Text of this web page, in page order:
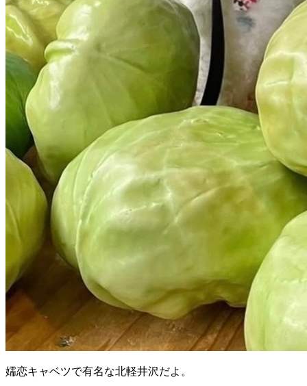
嬬恋キャベツで有名な北軽井沢だよ。